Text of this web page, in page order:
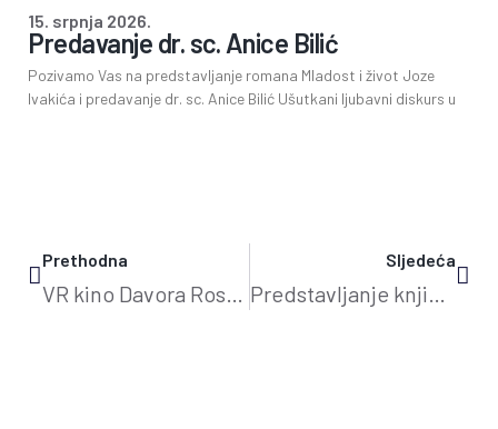
Predavanje dr. sc. Anice Bilić
Pozivamo Vas na predstavljanje romana Mladost i život Joze
Ivakića i predavanje dr. sc. Anice Bilić Ušutkani ljubavni diskurs u
15. srpnja 2026.
Prethodna
VR kino Davora Rostuhara
Sljedeća
Predstavljanje knjige Zlatka Virca